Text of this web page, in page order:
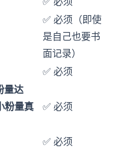
✅ 必须（即使
是自己也要书
面记录）
✅ 必须
量达
粉量真
✅ 必须
✅ 必须